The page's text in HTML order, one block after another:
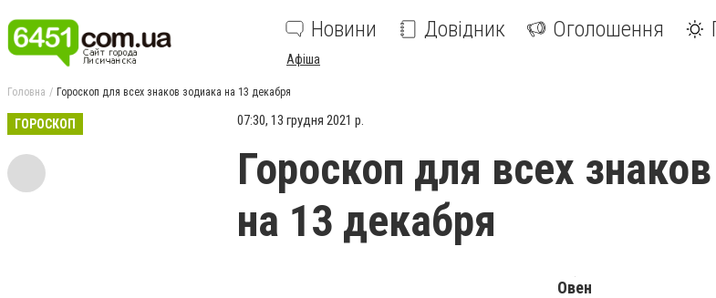
Новини Довідник Оголошення
Афіша
Головна Гороскоп для всех знаков зодиака на 13 декабря
ГОРОСКОП 07:30, 13 грудня 2021 р.
Гороскоп для всех
на 13 декабря
Овен